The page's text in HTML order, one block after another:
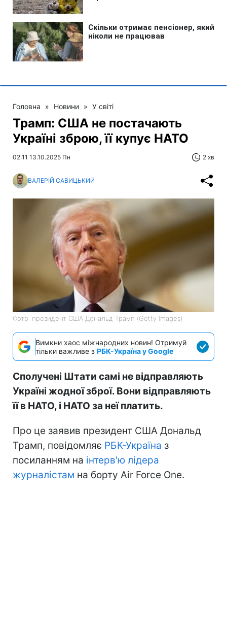
Головна » Новини » У світі
Трамп: США не постачають
Україні зброю, її купує НАТО
02:11 13.10.2025 Пн 2 хв
ВАЛЕРІЙ САВИЦЬКИЙ
Фото: президент США Дональд Трамп (Getty Images)
Вимкни хаос міжнародних новин! Отримуй
тільки важливе з РБК-Україна у Google
Сполучені Штати самі не відправляють
Україні жодної зброї. Вони відправляють
її в НАТО, і НАТО за неї платить.
Про це заявив президент США Дональд
Трамп, повідомляє РБК-Україна з
посиланням на інтерв'ю лідера
журналістам на борту Air Force One.